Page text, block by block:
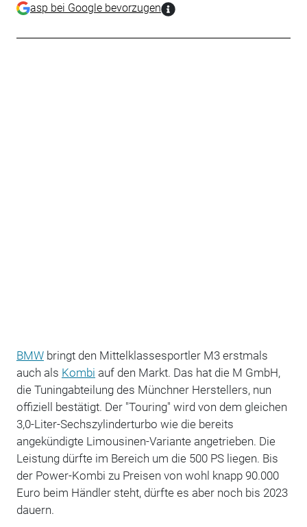
asp bei Google bevorzugen
BMWbringt den Mittelklassesportler M3 erstmals
auch als Kombi auf den Markt. Das hat die M GmbH,
die Tuningabteilung des Münchner Herstellers, nun
offiziell bestätigt. Der "Touring" wird von dem gleichen
3,0-Liter-Sechszylinderturbo wie die bereits
angekündigte Limousinen-Variante angetrieben. Die
Leistung dürfte im Bereich um die 500 PS liegen. Bis
der Power-Kombi zu Preisen von wohl knapp 90.000
Euro beim Händler steht, dürfte es aber noch bis 2023
dauern.